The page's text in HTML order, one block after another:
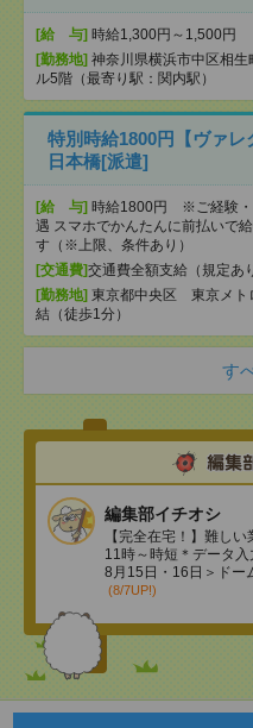
[給 与] 時給1,300円～1,500円
[勤務地] 神奈川県横浜市中区相
ル5階（最寄り駅：関内駅）
特別時給1800円【ヴァ
日本橋[派遣]
[給 与] 時給1800円 ※ご経験・
遇 スマホでかんたんに前払いで
す（※上限、条件あり）
[交通費]交通費全額支給（規定あ
[勤務地] 東京都中央区 東京メト
結（徒歩1分）
す
編集部イチオシ
【完全在宅！】難し
11時～時短＊データ入
8月15日・16日＞ドー
(8/7UP!)